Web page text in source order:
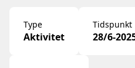
Type
Aktivitet
Tidspunkt
28/6-